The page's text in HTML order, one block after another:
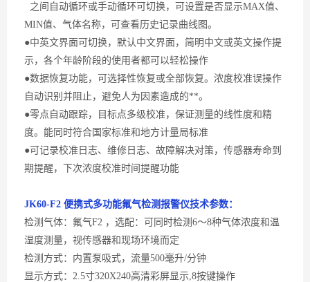
之间自动循环或手动循环可切换，可设置是否显示MAX值、
MIN值、气体名称，可查看历史记录曲线图。
●中英文界面可切换，默认中文界面，简明中文或英文操作提
示，各个年龄阶段的使用者都可以轻松操作
●数据恢复功能，可选择性恢复或全部恢复。浓度校准误操作
自动识别并阻止，避免人为因素造成的**。
●零点自动跟踪，目标点多级校准，保证测量的线性度和精
度。能同时符合国家标准和地方计量局标准
●可记录校准日志、维修日志、故障解决对策，传感器寿命到
期提醒，下次浓度校准时间提醒功能
JK60-F2 便携式多功能氟气检测报警仪技术参数：
检测气体：氟气F2 ，选配：可同时检测6～8种气体浓度和温
湿度测量，视传感器和现场环境而定
检测方式：内置泵吸式，流量500毫升/分钟
显示方式： 2.5寸320X240高清彩屏显示,8按键操作